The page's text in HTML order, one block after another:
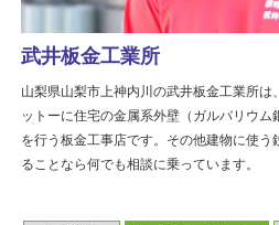
武井板金工業所
山梨県山梨市上神内川の武井板金工業所
ットーに住宅の金属系外壁（ガルバリウ
を行う板金工事店です。その他建物に使
ることなら何でも相談に乗っています。